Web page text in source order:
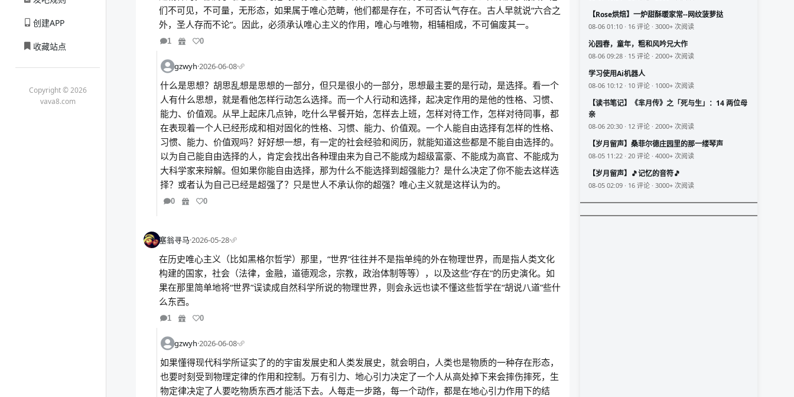
创建APP
收藏站点
Copyright © 2026
vava8.com
们不可见，不可量，无形态，如果属于唯心范畴，他们都是存在，不可否认气存在。古人早就说“六合之
外，圣人存而不论”。因此，必须承认唯心主义的作用，唯心与唯物，相辅相成，不可偏废其一。
1 0
gzwyh·2026-06-08·
什么是思想？胡思乱想是思想的一部分，但只是很小的一部分，思想最主要的是行动，是选择。看一个
人有什么思想，就是看他怎样行动怎么选择。而一个人行动和选择，起决定作用的是他的性格、习惯、
能力、价值观。从早上起床几点钟，吃什么早餐开始，怎样去上班，怎样对待工作，怎样对待同事，都
在表现着一个人已经形成和相对固化的性格、习惯、能力、价值观。一个人能自由选择有怎样的性格、
习惯、能力、价值观吗？好好想一想，有一定的社会经验和阅历，就能知道这些都是不能自由选择的。
以为自己能自由选择的人，肯定会找出各种理由来为自己不能成为超级富豪、不能成为高官、不能成为
大科学家来辩解。但如果你能自由选择，那为什么不能选择到超强能力？是什么决定了你不能去这样选
择？或者认为自己已经是超强了？只是世人不承认你的超强？唯心主义就是这样认为的。
0 0
塞翁寻马·2026-05-28·
在历史唯心主义（比如黑格尔哲学）那里，“世界”往往并不是指单纯的外在物理世界，而是指人类文化
构建的国家，社会（法律，金融，道德观念，宗教，政治体制等等），以及这些“存在”的历史演化。如
果在那里简单地将“世界”误读成自然科学所说的物理世界，则会永远也读不懂这些哲学在“胡说八道”些什
么东西。
1 0
gzwyh·2026-06-08·
如果懂得现代科学所证实了的的宇宙发展史和人类发展史，就会明白，人类也是物质的一种存在形态，
也要时刻受到物理定律的作用和控制。万有引力、地心引力决定了一个人从高处掉下来会摔伤摔死，生
物定律决定了人要吃物质东西才能活下去。人每走一步路，每一个动作，都是在地心引力作用下的结
【Rose烘焙】一炉甜酥暖家常--网纹菠萝挞
08-06 01:10 · 16 评论 · 3000+ 次阅读
沁园春，童年，粗和风吟兄大作
08-06 09:28 · 15 评论 · 2000+ 次阅读
学习使用Ai机器人
08-06 10:12 · 10 评论 · 1000+ 次阅读
【读书笔记】《芈月传》之「死与生」：14 两位母
亲
08-06 20:30 · 12 评论 · 2000+ 次阅读
【岁月留声】桑菲尔德庄园里的那一缕琴声
08-05 11:22 · 20 评论 · 4000+ 次阅读
【岁月留声】🎵记忆的音符🎵
08-05 02:09 · 16 评论 · 3000+ 次阅读